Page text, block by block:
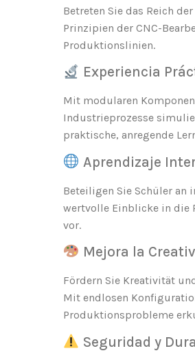
Betreten Sie das Reich
Prinzipien der CNC-
Produktionslinien.
Experiencia
Mit modularen
Industrieprozesse
praktische, anregende
Aprendizaje
Beteiligen Sie Schüler an
wertvolle Einblicke in die
vor.
Mejora la
Fördern Sie Kreativität
Mit endlosen
Produktionsprobleme
Seguridad y